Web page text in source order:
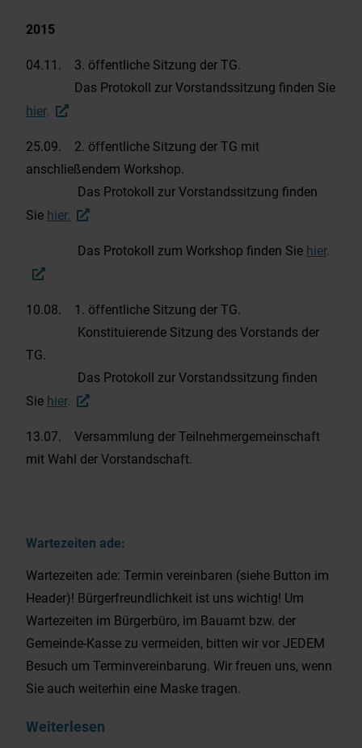
Wartezeiten ade:
Wartezeiten ade: Termin vereinbaren (siehe Button im
Header)! Bürgerfreundlichkeit ist uns wichtig! Um
Wartezeiten im Bürgerbüro, im Bauamt bzw. der
Gemeinde-Kasse zu vermeiden, bitten wir vor JEDEM
Besuch um Terminvereinbarung. Wir freuen uns, wenn
Sie auch weiterhin eine Maske tragen.
Weiterlesen
2015
04.11. 3. öffentliche Sitzung der TG.
Das Protokoll zur Vorstandssitzung finden Sie
hier.
25.09. 2. öffentliche Sitzung der TG mit
anschließendem Workshop.
Das Protokoll zur Vorstandssitzung finden
Sie hier.
Das Protokoll zum Workshop finden Sie hier.
10.08. 1. öffentliche Sitzung der TG.
Konstituierende Sitzung des Vorstands der
TG.
Das Protokoll zur Vorstandssitzung finden
Sie hier.
13.07. Versammlung der Teilnehmergemeinschaft
mit Wahl der Vorstandschaft.